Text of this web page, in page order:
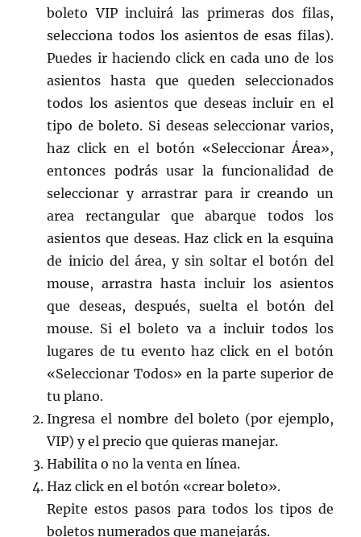
boleto VIP incluirá las primeras dos filas,
selecciona todos los asientos de esas filas).
Puedes ir haciendo click en cada uno de los
asientos hasta que queden seleccionados
todos los asientos que deseas incluir en el
tipo de boleto. Si deseas seleccionar varios,
haz click en el botón «Seleccionar Área»,
entonces podrás usar la funcionalidad de
seleccionar y arrastrar para ir creando un
area rectangular que abarque todos los
asientos que deseas. Haz click en la esquina
de inicio del área, y sin soltar el botón del
mouse, arrastra hasta incluir los asientos
que deseas, después, suelta el botón del
mouse. Si el boleto va a incluir todos los
lugares de tu evento haz click en el botón
«Seleccionar Todos» en la parte superior de
tu plano.
Ingresa el nombre del boleto (por ejemplo,
VIP) y el precio que quieras manejar.
Habilita o no la venta en línea.
Haz click en el botón «crear boleto».
Repite estos pasos para todos los tipos de
boletos numerados que manejarás.